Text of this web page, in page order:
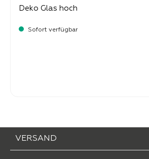
Deko Glas hoch
Sofort verfügbar
VERSAND